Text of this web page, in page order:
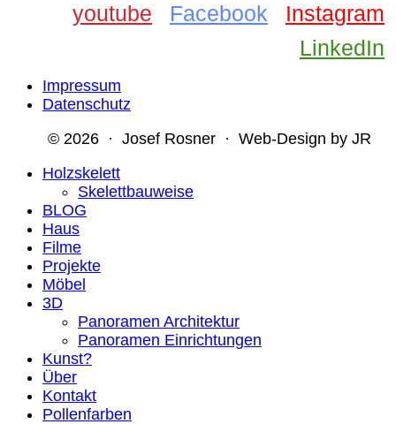
youtube Facebook
Instagram
LinkedIn
Impressum
Datenschutz
© 2026 · Josef Rosner · Web-Design by JR
Holzskelett
Skelettbauweise
BLOG
Haus
Filme
Projekte
Möbel
3D
Panoramen Architektur
Panoramen Einrichtungen
Kunst?
Über
Kontakt
Pollenfarben